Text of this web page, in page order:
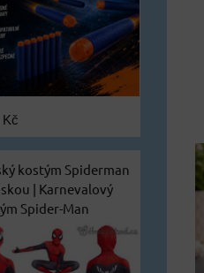
Kč
kostým Spiderman
| Karnevalový
Spider-Man